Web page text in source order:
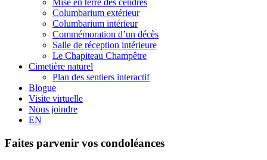
Mise en terre des cendres
Columbarium extérieur
Columbarium intérieur
Commémoration d’un décès
Salle de réception intérieure
Le Chapiteau Champêtre
Cimetière naturel
Plan des sentiers interactif
Blogue
Visite virtuelle
Nous joindre
EN
Faites parvenir vos condoléances